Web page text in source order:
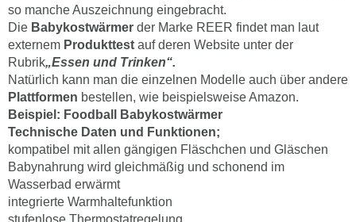
so manche Auszeichnung eingebracht.
Die Babykostwärmer der Marke REER findet man laut
externem Produkttest auf deren Website unter der
Rubrik„Essen und Trinken“.
Natürlich kann man die einzelnen Modelle auch über andere
Plattformen bestellen, wie beispielsweise Amazon.
Beispiel: Foodball Babykostwärmer
Technische Daten und Funktionen;
kompatibel mit allen gängigen Fläschchen und Gläschen
Babynahrung wird gleichmäßig und schonend im
Wasserbad erwärmt
integrierte Warmhaltefunktion
stufenlose Thermostatregelung